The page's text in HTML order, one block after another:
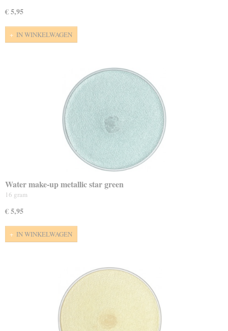
€ 5,95
IN WINKELWAGEN
Water make-up metallic star green
16 gram
€ 5,95
IN WINKELWAGEN